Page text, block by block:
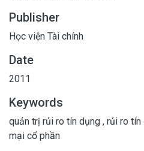
Publisher
Học viện Tài chính
Date
2011
Keywords
quản trị rủi ro tín dụng , rủi ro tín
mại cổ phần